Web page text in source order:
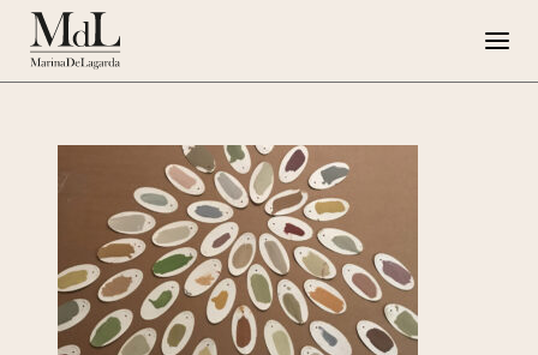
Marina de Lagarda
Lavori
Progetti speciali
Opere su Tela